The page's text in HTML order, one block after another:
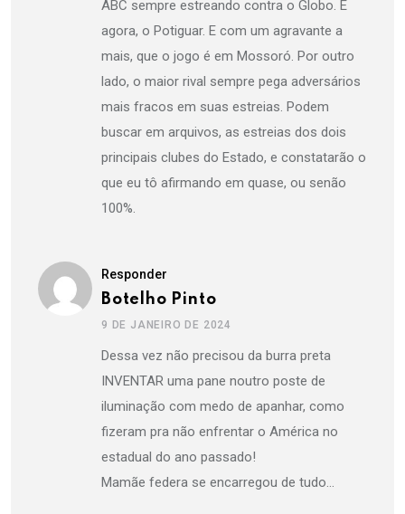
ABC sempre estreando contra o Globo. E
agora, o Potiguar. E com um agravante a
mais, que o jogo é em Mossoró. Por outro
lado, o maior rival sempre pega adversários
mais fracos em suas estreias. Podem
buscar em arquivos, as estreias dos dois
principais clubes do Estado, e constatarão o
que eu tô afirmando em quase, ou senão
100%.
Responder
Botelho Pinto
9 DE JANEIRO DE 2024
Dessa vez não precisou da burra preta
INVENTAR uma pane noutro poste de
iluminação com medo de apanhar, como
fizeram pra não enfrentar o América no
estadual do ano passado!
Mamãe federa se encarregou de tudo…